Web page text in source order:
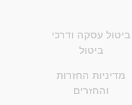
ביטול עסקה ודרכי
ביטול
מדיניות החזרות
והחזרים